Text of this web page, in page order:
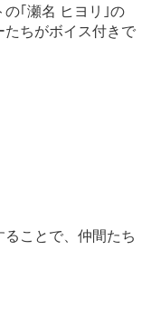
｢瀬名 ヒヨリ｣の
たちがボイス付きで
ことで、仲間たち